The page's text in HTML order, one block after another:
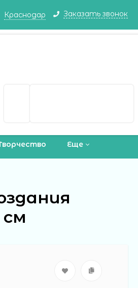
Краснодар Заказать звонок
Еще
см